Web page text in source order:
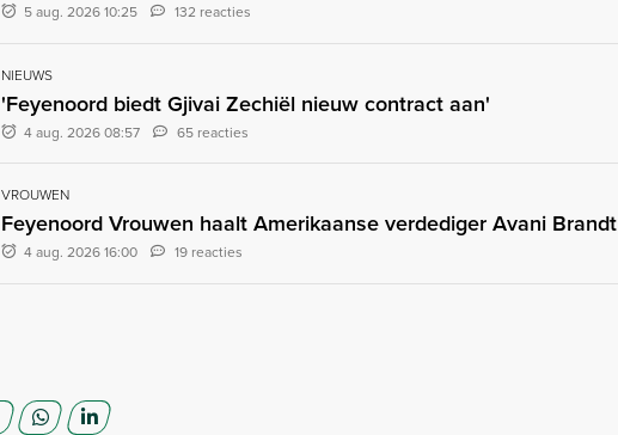
5 aug. 2026 10:25 132 reacties
NIEUWS
'Feyenoord biedt Gjivai Zechiël nieuw contract aan'
4 aug. 2026 08:57 65 reacties
VROUWEN
Feyenoord Vrouwen haalt Amerikaanse verdediger Avani Brandt
4 aug. 2026 16:00 19 reacties